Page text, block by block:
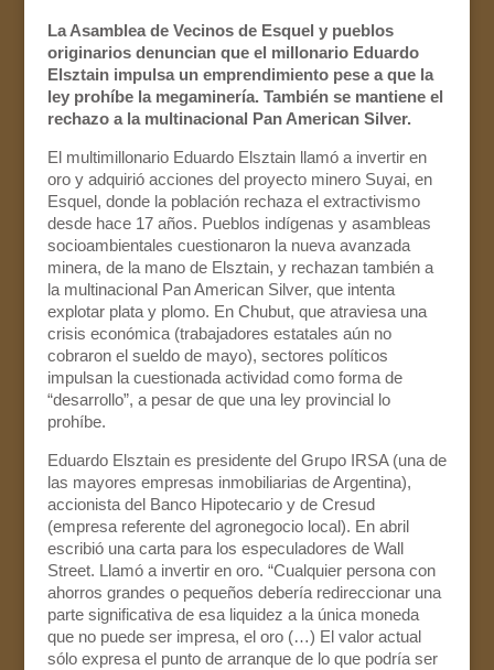
La Asamblea de Vecinos de Esquel y pueblos
originarios denuncian que el millonario Eduardo
Elsztain impulsa un emprendimiento pese a que la
ley prohíbe la megaminería. También se mantiene el
rechazo a la multinacional Pan American Silver.
El multimillonario Eduardo Elsztain llamó a invertir en
oro y adquirió acciones del proyecto minero Suyai, en
Esquel, donde la población rechaza el extractivismo
desde hace 17 años. Pueblos indígenas y asambleas
socioambientales cuestionaron la nueva avanzada
minera, de la mano de Elsztain, y rechazan también a
la multinacional Pan American Silver, que intenta
explotar plata y plomo. En Chubut, que atraviesa una
crisis económica (trabajadores estatales aún no
cobraron el sueldo de mayo), sectores políticos
impulsan la cuestionada actividad como forma de
“desarrollo”, a pesar de que una ley provincial lo
prohíbe.
Eduardo Elsztain es presidente del Grupo IRSA (una de
las mayores empresas inmobiliarias de Argentina),
accionista del Banco Hipotecario y de Cresud
(empresa referente del agronegocio local). En abril
escribió una carta para los especuladores de Wall
Street. Llamó a invertir en oro. “Cualquier persona con
ahorros grandes o pequeños debería redireccionar una
parte significativa de esa liquidez a la única moneda
que no puede ser impresa, el oro (…) El valor actual
sólo expresa el punto de arranque de lo que podría ser